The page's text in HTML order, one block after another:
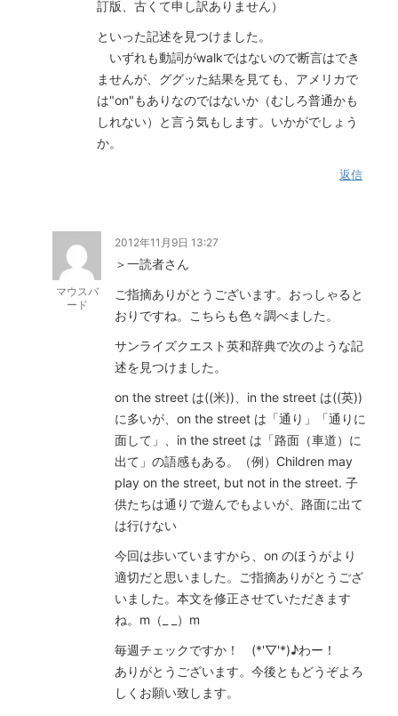
訂版、古くて申し訳ありません）
といった記述を見つけました。
いずれも動詞がwalkではないので断言はでき
ませんが、ググッた結果を見ても、アメリカで
は"on"もありなのではないか（むしろ普通かも
しれない）と言う気もします。いかがでしょう
か。
返信
マウスバ
ード
2012年11月9日 13:27
＞一読者さん
ご指摘ありがとうございます。おっしゃると
おりですね。こちらも色々調べました。
サンライズクエスト英和辞典で次のような記
述を見つけました。
on the street は((米))、in the street は((英))
に多いが、on the street は「通り」「通りに
面して」、in the street は「路面（車道）に
出て」の語感もある。（例）Children may
play on the street, but not in the street. 子
供たちは通りで遊んでもよいが、路面に出て
は行けない
今回は歩いていますから、on のほうがより
適切だと思いました。ご指摘ありがとうござ
いました。本文を修正させていただきます
ね。m（_ _）m
毎週チェックですか！ (*'▽'*)♪わー！
ありがとうございます。今後ともどうぞよろ
しくお願い致します。